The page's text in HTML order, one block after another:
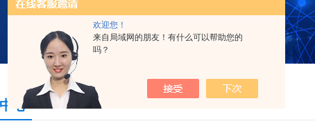
欢迎您！
来自局域网的朋友！有什么可以帮助您的
吗？
心